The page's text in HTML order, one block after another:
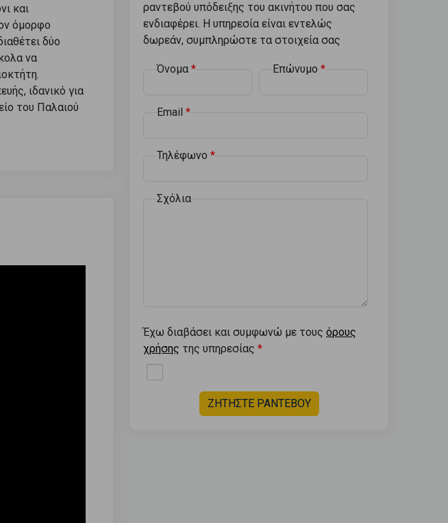
και
όμορφο
δύο
να
ιδανικό για
του Παλαιού
ραντεβού υπόδειξης του ακινήτου που σας
ενδιαφέρει. Η υπηρεσία είναι εντελώς
δωρεάν, συμπληρώστε τα στοιχεία σας
Όνομα Επώνυμο
Email
Τηλέφωνο
Σχόλια
Έχω διαβάσει και συμφωνώ με τους όρους
χρήσης της υπηρεσίας
ΖΗΤΗΣΤΕ ΡΑΝΤΕΒΟΥ